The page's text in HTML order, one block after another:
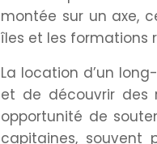
montée sur un axe,
îles et les formations
La location d’un
et de découvrir des
opportunité de
capitaines, souvent